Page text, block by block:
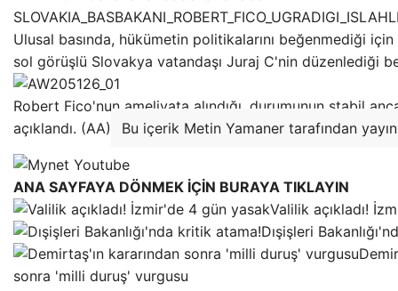
Ulusal basında, hükümetin politikalarını beğenmediği için
sol görüşlü Slovakya vatandaşı Juraj C'nin düzenlediği
Robert Fico'nun ameliyata alındığı, durumunun stabil
açıklandı. (AA)
Bu içerik Metin Yamaner tarafından
ANA SAYFAYA DÖNMEK İÇİN BURAYA TIKLAYIN
Valilik açıkladı!
Dışişleri
sonra 'milli duruş' vurgusu